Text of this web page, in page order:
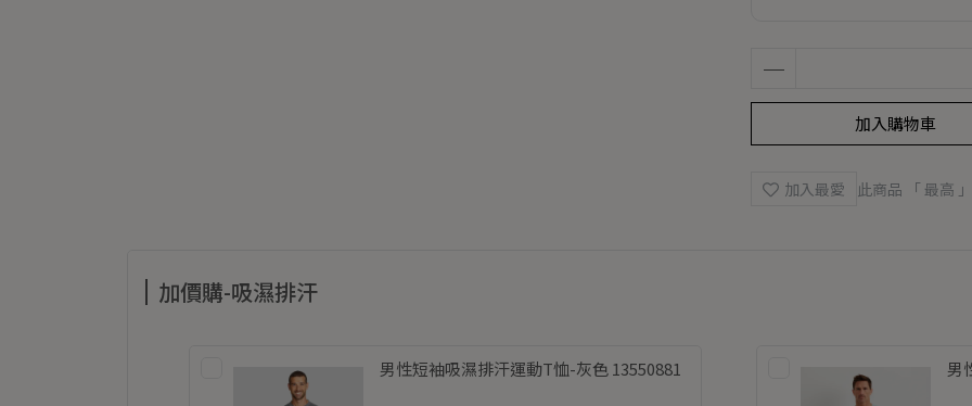
加入購物車
加入最愛 此商品 「 最高
加價購-吸濕排汗
男性短袖吸濕排汗運動T恤-灰色 13550881 男